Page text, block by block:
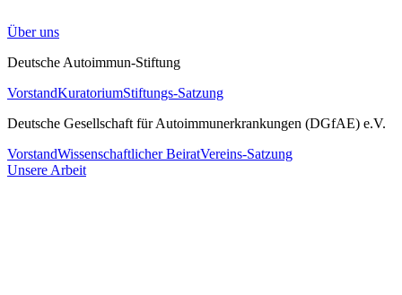
Über uns
Deutsche Autoimmun-Stiftung
VorstandKuratoriumStiftungs-Satzung
Deutsche Gesellschaft für Autoimmunerkrankungen (DGfAE) e.V.
VorstandWissenschaftlicher BeiratVereins-Satzung
Unsere Arbeit